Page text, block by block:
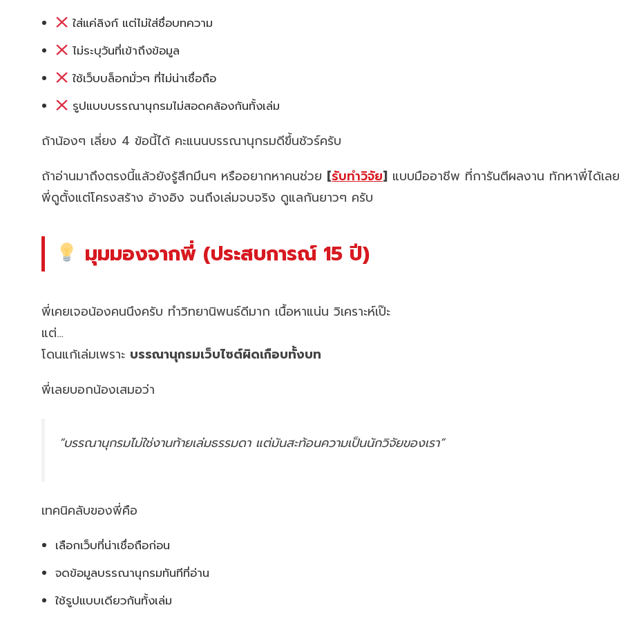
ใส่แค่ลิงก์ แต่ไม่ใส่ชื่อบทความ
ไม่ระบุวันที่เข้าถึงข้อมูล
ใช้เว็บบล็อกมั่วๆ ที่ไม่น่าเชื่อถือ
รูปแบบบรรณานุกรมไม่สอดคล้องกันทั้งเล่ม
ถ้าน้องๆ เลี่ยง 4 ข้อนี้ได้ คะแนนบรรณานุกรมดีขึ้นชัวร์ครับ
ถ้าอ่านมาถึงตรงนี้แล้วยังรู้สึกมึนๆ หรืออยากหาคนช่วย [รับทำวิจัย] แบบมืออาชีพ ที่การันตีผลงาน ทักหาพี่ได้เล
พี่ดูตั้งแต่โครงสร้าง อ้างอิง จนถึงเล่มจบจริง ดูแลกันยาวๆ ครับ
มุมมองจากพี่ (ประสบการณ์ 15 ปี)
พี่เคยเจอน้องคนนึงครับ ทำวิทยานิพนธ์ดีมาก เนื้อหาแน่น วิเคราะห์เป๊ะ
แต่…
โดนแก้เล่มเพราะ บรรณานุกรมเว็บไซต์ผิดเกือบทั้งบท
พี่เลยบอกน้องเสมอว่า
“บรรณานุกรมไม่ใช่งานท้ายเล่มธรรมดา แต่มันสะท้อนความเป็นนักวิจัยของเรา”
เทคนิคลับของพี่คือ
เลือกเว็บที่น่าเชื่อถือก่อน
จดข้อมูลบรรณานุกรมทันทีที่อ่าน
ใช้รูปแบบเดียวกันทั้งเล่ม